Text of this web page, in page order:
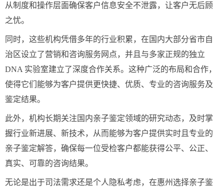
从制度和操作层面确保客户信息安全不泄露，让客户无后顾
之忧。
同时，这些机构凭借多年的行业积累，在国内大部分省市自
治区设立了营销和咨询服务网点，并且与多家正规的独立
DNA 实验室建立了深度合作关系。这种广泛的布局和合作，
使得它们能够为客户提供更快捷、优质、专业的咨询服务及
鉴定结果。
此外，机构长期关注国内亲子鉴定领域的研究动态，及时掌
握行业新进展、新技术，从而能够为客户提供实时且专业的
亲子鉴定解答，确保每一位受检客户都能获得公平、公正、
真实、可靠的咨询结果。
无论是出于司法需求还是个人隐私考虑，在惠州选择亲子鉴